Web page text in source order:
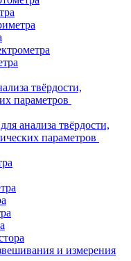
твёрдости,
параметров
анализа твёрдости,
параметров
и измерения